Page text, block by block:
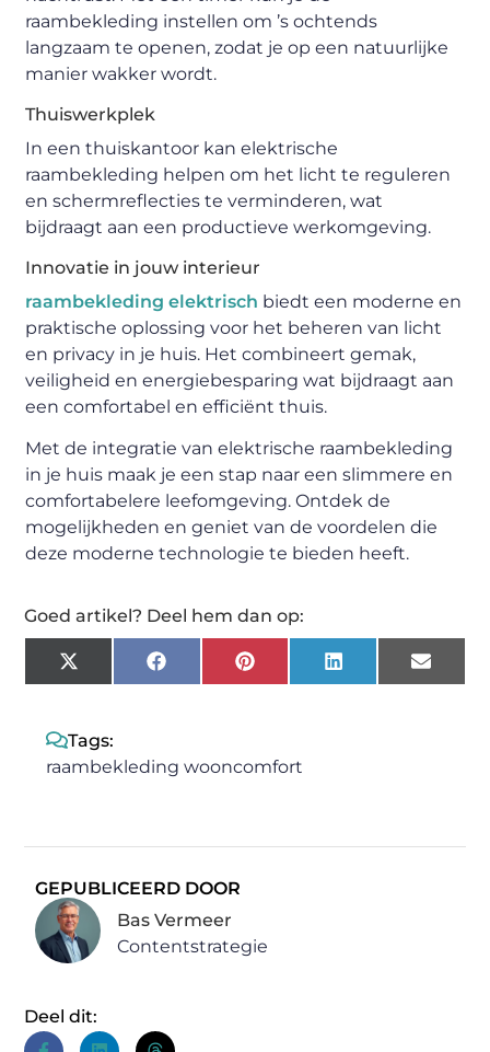
raambekleding instellen om ’s ochtends
langzaam te openen, zodat je op een natuurlijke
manier wakker wordt.
Thuiswerkplek
In een thuiskantoor kan elektrische
raambekleding helpen om het licht te reguleren
en schermreflecties te verminderen, wat
bijdraagt aan een productieve werkomgeving.
Innovatie in jouw interieur
raambekleding elektrisch biedt een moderne en
praktische oplossing voor het beheren van licht
en privacy in je huis. Het combineert gemak,
veiligheid en energiebesparing wat bijdraagt aan
een comfortabel en efficiënt thuis.
Met de integratie van elektrische raambekleding
in je huis maak je een stap naar een slimmere en
comfortabelere leefomgeving. Ontdek de
mogelijkheden en geniet van de voordelen die
deze moderne technologie te bieden heeft.
Goed artikel? Deel hem dan op:
X
(Twitter)
FacebookPinterestLinkedIn Email
Tags:
raambekleding wooncomfort
GEPUBLICEERD DOOR
Bas Vermeer
Contentstrategie
Deel dit: